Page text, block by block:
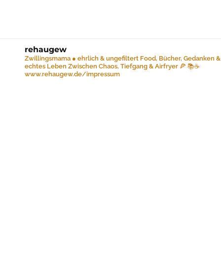
rehaugew
Zwillingsmama ● ehrlich & ungefiltert Food, Bücher, Gedanken &
echtes Leben Zwischen Chaos, Tiefgang & Airfryer 🍕 📚☕️
www.rehaugew.de/impressum